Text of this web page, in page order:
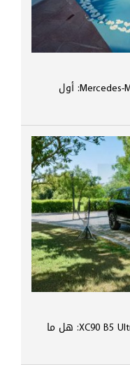
Mercedes-Maybach SL 680 Monogram Series: أول
تجربة فولفو XC90 B5 Ultra Black Edition 2026: هل ما